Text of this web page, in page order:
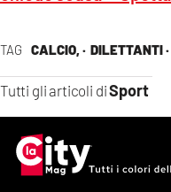
TAG CALCIO, · DILETTANTI ·
Tutti gli articoli diSport